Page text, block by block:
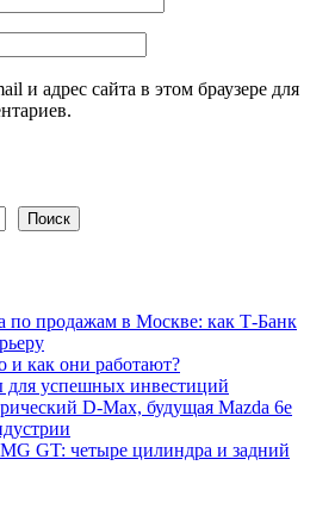
и адрес сайта в этом браузере для
Поиск
по продажам в Москве: как Т-Банк
и как они работают?
для успешных инвестиций
D-Max, будущая Mazda 6e
GT: четыре цилиндра и задний